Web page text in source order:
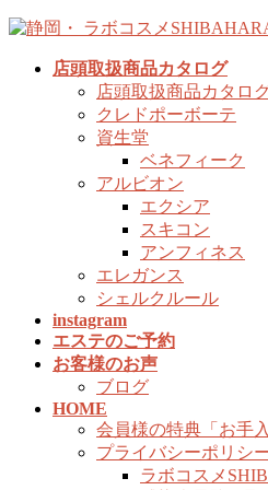
コ
ナ
店頭取扱商品カタログ
店頭取扱商品カタロ
クレドポーボーテ
資生堂
ベネフィーク
アルビオン
エクシア
スキコン
アンフィネス
エレガンス
シェルクルール
instagram
エステのご予約
お客様のお声
ブログ
HOME
会員様の特典「お手
プライバシーポリシ
ラボコスメ